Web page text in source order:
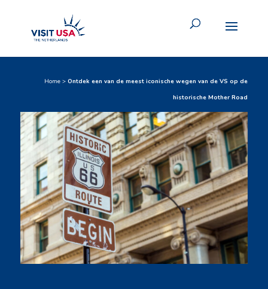
Home >Ontdek een van de meest iconische wegen van de VS op de
historische Mother Road